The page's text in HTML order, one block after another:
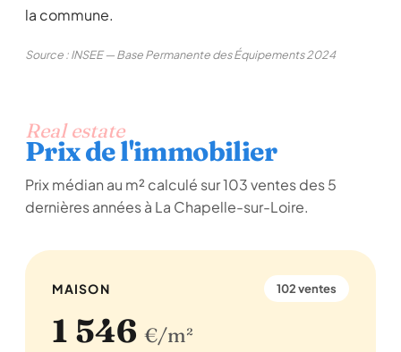
la commune.
Source : INSEE — Base Permanente des Équipements 2024
Real estate
Prix de l'immobilier
Prix médian au m² calculé sur 103 ventes des 5
dernières années à La Chapelle-sur-Loire.
MAISON 102 ventes
1 546 €/m²